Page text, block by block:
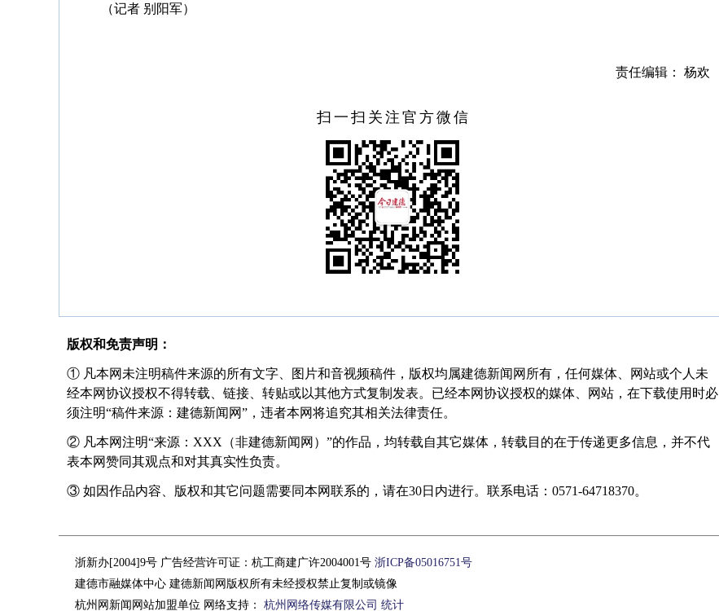
（记者 别阳军）
责任编辑： 杨欢
扫一扫关注官方微信
版权和免责声明：
① 凡本网未注明稿件来源的所有文字、图片和音视频稿件，版权均属建德新闻网所有，任何媒体、网站或个人未
经本网协议授权不得转载、链接、转贴或以其他方式复制发表。已经本网协议授权的媒体、网站，在下载使用时必
须注明“稿件来源：建德新闻网”，违者本网将追究其相关法律责任。
② 凡本网注明“来源：XXX（非建德新闻网）”的作品，均转载自其它媒体，转载目的在于传递更多信息，并不代
表本网赞同其观点和对其真实性负责。
③ 如因作品内容、版权和其它问题需要同本网联系的，请在30日内进行。联系电话：0571-64718370。
浙新办[2004]9号 广告经营许可证：杭工商建广许2004001号 浙ICP备05016751号
建德市融媒体中心 建德新闻网版权所有未经授权禁止复制或镜像
杭州网新闻网站加盟单位 网络支持：
杭州网络传媒有限公司 统计